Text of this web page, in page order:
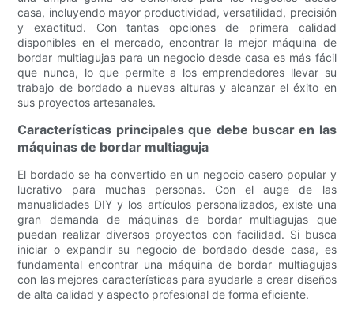
casa, incluyendo mayor productividad, versatilidad, precisión
y exactitud. Con tantas opciones de primera calidad
disponibles en el mercado, encontrar la mejor máquina de
bordar multiagujas para un negocio desde casa es más fácil
que nunca, lo que permite a los emprendedores llevar su
trabajo de bordado a nuevas alturas y alcanzar el éxito en
sus proyectos artesanales.
Características principales que debe buscar en las
máquinas de bordar multiaguja
El bordado se ha convertido en un negocio casero popular y
lucrativo para muchas personas. Con el auge de las
manualidades DIY y los artículos personalizados, existe una
gran demanda de máquinas de bordar multiagujas que
puedan realizar diversos proyectos con facilidad. Si busca
iniciar o expandir su negocio de bordado desde casa, es
fundamental encontrar una máquina de bordar multiagujas
con las mejores características para ayudarle a crear diseños
de alta calidad y aspecto profesional de forma eficiente.